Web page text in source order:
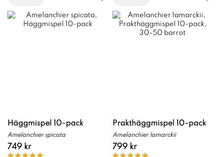
Häggmispel 10-pack
Amelanchier spicata
749 kr
Prakthäggmispel 10-pack
Amelanchier lamarckii
799 kr